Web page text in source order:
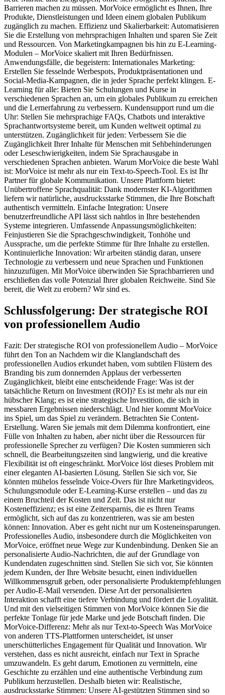
Barrieren machen zu müssen. MorVoice ermöglicht es Ihnen, Ihre
Produkte, Dienstleistungen und Ideen einem globalen Publikum
zugänglich zu machen. Effizienz und Skalierbarkeit: Automatisieren
Sie die Erstellung von mehrsprachigen Inhalten und sparen Sie Zeit
und Ressourcen. Von Marketingkampagnen bis hin zu E-Learning-
Modulen – MorVoice skaliert mit Ihren Bedürfnissen.
Anwendungsfälle, die begeistern: Internationales Marketing:
Erstellen Sie fesselnde Werbespots, Produktpräsentationen und
Social-Media-Kampagnen, die in jeder Sprache perfekt klingen. E-
Learning für alle: Bieten Sie Schulungen und Kurse in
verschiedenen Sprachen an, um ein globales Publikum zu erreichen
und die Lernerfahrung zu verbessern. Kundensupport rund um die
Uhr: Stellen Sie mehrsprachige FAQs, Chatbots und interaktive
Sprachantwortsysteme bereit, um Kunden weltweit optimal zu
unterstützen. Zugänglichkeit für jeden: Verbessern Sie die
Zugänglichkeit Ihrer Inhalte für Menschen mit Sehbehinderungen
oder Leseschwierigkeiten, indem Sie Sprachausgabe in
verschiedenen Sprachen anbieten. Warum MorVoice die beste Wahl
ist: MorVoice ist mehr als nur ein Text-to-Speech-Tool. Es ist Ihr
Partner für globale Kommunikation. Unsere Plattform bietet:
Unübertroffene Sprachqualität: Dank modernster KI-Algorithmen
liefern wir natürliche, ausdrucksstarke Stimmen, die Ihre Botschaft
authentisch vermitteln. Einfache Integration: Unsere
benutzerfreundliche API lässt sich nahtlos in Ihre bestehenden
Systeme integrieren. Umfassende Anpassungsmöglichkeiten:
Feinjustieren Sie die Sprachgeschwindigkeit, Tonhöhe und
Aussprache, um die perfekte Stimme für Ihre Inhalte zu erstellen.
Kontinuierliche Innovation: Wir arbeiten ständig daran, unsere
Technologie zu verbessern und neue Sprachen und Funktionen
hinzuzufügen. Mit MorVoice überwinden Sie Sprachbarrieren und
erschließen das volle Potenzial Ihrer globalen Reichweite. Sind Sie
bereit, die Welt zu erobern? Wir sind es.
Schlussfolgerung: Der strategische ROI
von professionellem Audio
Fazit: Der strategische ROI von professionellem Audio – MorVoice
führt den Ton an Nachdem wir die Klanglandschaft des
professionellen Audios erkundet haben, vom subtilen Flüstern des
Branding bis zum donnernden Applaus der verbesserten
Zugänglichkeit, bleibt eine entscheidende Frage: Was ist der
tatsächliche Return on Investment (ROI)? Es ist mehr als nur ein
hübscher Klang; es ist eine strategische Investition, die sich in
messbaren Ergebnissen niederschlägt. Und hier kommt MorVoice
ins Spiel, um das Spiel zu verändern. Betrachten Sie Content-
Erstellung. Waren Sie jemals mit dem Dilemma konfrontiert, eine
Fülle von Inhalten zu haben, aber nicht über die Ressourcen für
professionelle Sprecher zu verfügen? Die Kosten summieren sich
schnell, die Bearbeitungszeiten sind langwierig, und die kreative
Flexibilität ist oft eingeschränkt. MorVoice löst dieses Problem mit
einer eleganten AI-basierten Lösung. Stellen Sie sich vor, Sie
könnten mühelos fesselnde Voice-Overs für Ihre Marketingvideos,
Schulungsmodule oder E-Learning-Kurse erstellen – und das zu
einem Bruchteil der Kosten und Zeit. Das ist nicht nur
Kosteneffizienz; es ist eine Zeitersparnis, die es Ihren Teams
ermöglicht, sich auf das zu konzentrieren, was sie am besten
können: Innovation. Aber es geht nicht nur um Kosteneinsparungen.
Professionelles Audio, insbesondere durch die Möglichkeiten von
MorVoice, eröffnet neue Wege zur Kundenbindung. Denken Sie an
personalisierte Audio-Nachrichten, die auf der Grundlage von
Kundendaten zugeschnitten sind. Stellen Sie sich vor, Sie könnten
jedem Kunden, der Ihre Website besucht, einen individuellen
Willkommensgruß geben, oder personalisierte Produktempfehlungen
per Audio-E-Mail versenden. Diese Art der personalisierten
Interaktion schafft eine tiefere Verbindung und fördert die Loyalität.
Und mit den vielseitigen Stimmen von MorVoice können Sie die
perfekte Tonlage für jede Marke und jede Botschaft finden. Die
MorVoice-Differenz: Mehr als nur Text-to-Speech Was MorVoice
von anderen TTS-Plattformen unterscheidet, ist unser
unerschütterliches Engagement für Qualität und Innovation. Wir
verstehen, dass es nicht ausreicht, einfach nur Text in Sprache
umzuwandeln. Es geht darum, Emotionen zu vermitteln, eine
Geschichte zu erzählen und eine authentische Verbindung zum
Publikum herzustellen. Deshalb bieten wir: Realistische,
ausdrucksstarke Stimmen: Unsere AI-gestützten Stimmen sind so